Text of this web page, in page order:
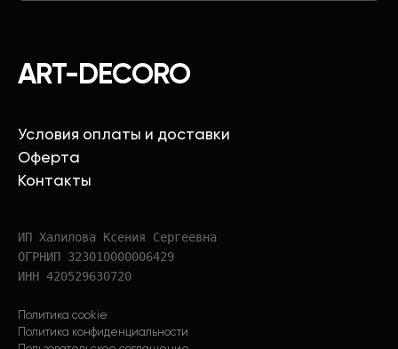
ART-DECORO
Условия оплаты и доставки
Оферта
Контакты
ИП Халилова Ксения Сергеевна
ОГРНИП 323010000006429
ИНН 420529630720
Политика cookie
Политика конфиденциальности